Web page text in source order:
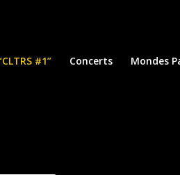
#1” Concerts Mondes